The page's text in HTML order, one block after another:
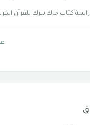
كتاب جاك بيرك للقرآن